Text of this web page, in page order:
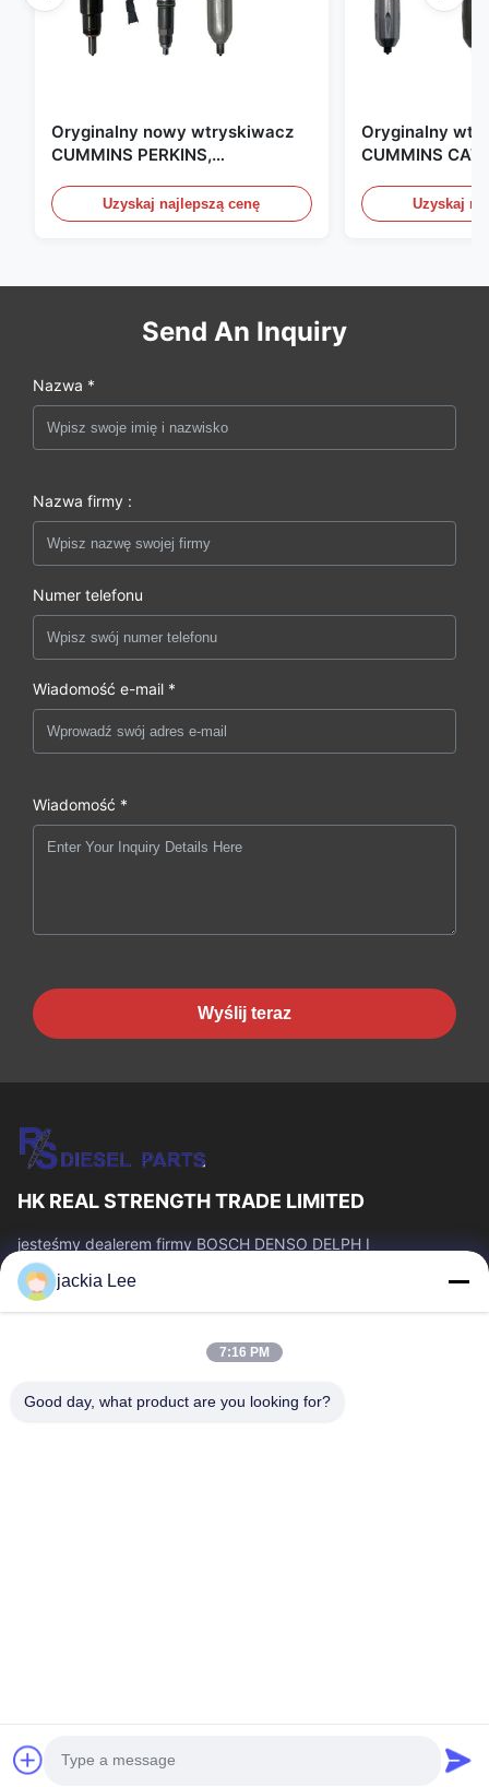
Oryginalny nowy wtryskiwacz
CUMMINS PERKINS,
CAT, CUMMINS, Pkerins Dealer,
wszystko jest oryginalnie nowe
Uzyskaj najlepszą cenę
Oryginalny
CUMMINS CAT
Zjednoczonych.
Uzyskaj
Send An Inquiry
Nazwa *
Nazwa firmy :
Numer telefonu
Wiadomość e-mail *
Wiadomość *
Wyślij teraz
HK REAL STRENGTH TRADE LIMITED
jesteśmy dealerem firmy BOSCH DENSO DELPH I
CATERPILLAR VOLVO CUMMINS TOYOTA ISUZU. Numer
WhatsApp: 0086 159 2067 9523.
Szybkie Linki
Produkty
O Nas
Wycieczka Po Fabryce
jackia Lee
7:16 PM
Good day, what product are you looking for?